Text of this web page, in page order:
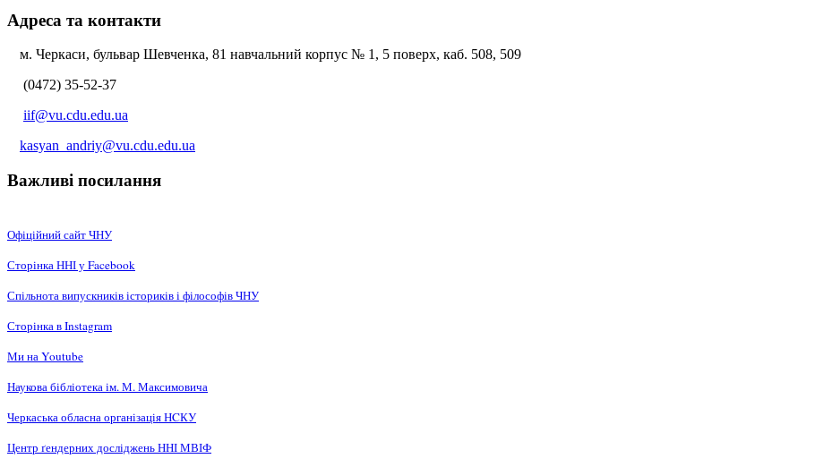
Адреса та контакти
м. Черкаси, бульвар Шевченка, 81 навчальний корпус № 1, 5 поверх, каб. 508, 509
(0472) 35-52-37
iif@vu.cdu.edu.ua
kasyan_andriy@vu.cdu.edu.ua
Важливі посилання
Офіційний сайт ЧНУ
Сторінка ННІ у Facebook
Спільнота випускників істориків і філософів ЧНУ
Сторінка в Instagram
Ми на Youtube
Наукова бібліотека ім. М. Максимовича
Черкаська обласна організація НCКУ
Центр ґендерних досліджень ННІ МВІФ